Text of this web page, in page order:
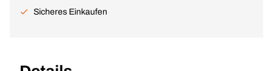
Sicheres Einkaufen